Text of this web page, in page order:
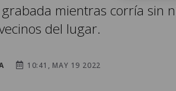
mientras corría sin
del lugar.
10:41, MAY 19 2022